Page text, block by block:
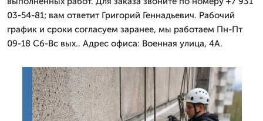
03-54-81; вам ответит Григорий Геннадьевич. Рабочий
график и сроки согласуем заранее, мы работаем Пн-Пт
09-18 Сб-Вс вых.. Адрес офиса: Военная улица, 4А.